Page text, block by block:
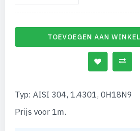
TOEVOEGEN AAN
Typ: AISI 304, 1.4301, 0H18N9
Prijs voor 1m.